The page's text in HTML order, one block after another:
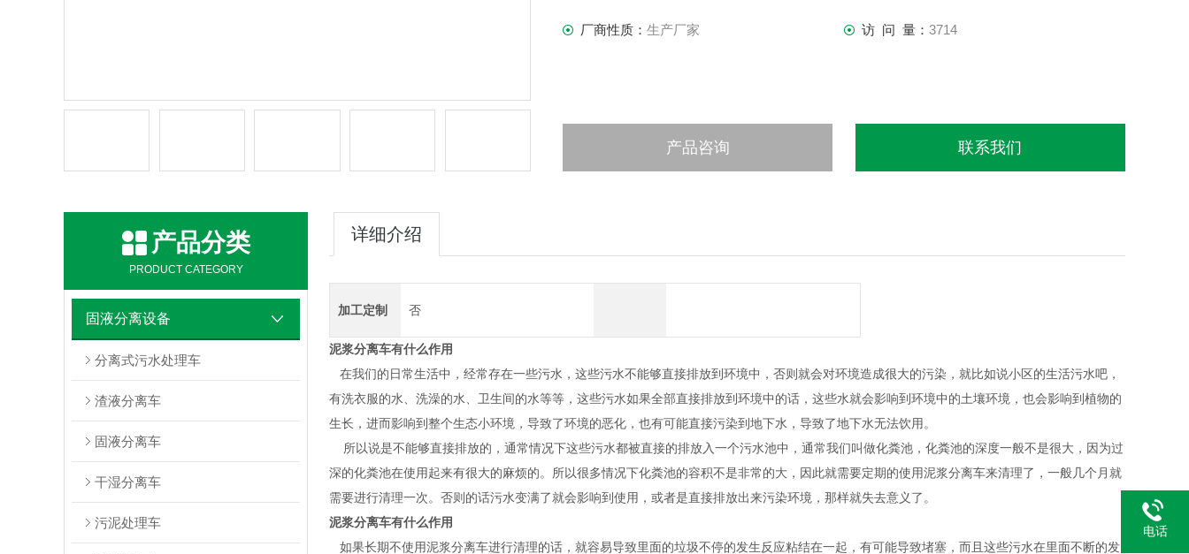
厂商性质： 生产厂家 访 问 量： 3714
产品咨询 联系我们
产品分类
PRODUCT CATEGORY
固液分离设备
分离式污水处理车
渣液分离车
固液分离车
干湿分离车
污泥处理车
详细介绍
加工定制 否
泥浆分离车有什么作用
在我们的日常生活中，经常存在一些污水，这些污水不能够直接排放到环境中，否则就会对环境造成很大的污染，就比如说小区的生活污水吧，
有洗衣服的水、洗澡的水、卫生间的水等等，这些污水如果全部直接排放到环境中的话，这些水就会影响到环境中的土壤环境，也会影响到植物的
生长，进而影响到整个生态小环境，导致了环境的恶化，也有可能直接污染到地下水，导致了地下水无法饮用。
所以说是不能够直接排放的，通常情况下这些污水都被直接的排放入一个污水池中，通常我们叫做化粪池，化粪池的深度一般不是很大，因为过
深的化粪池在使用起来有很大的麻烦的。所以很多情况下化粪池的容积不是非常的大，因此就需要定期的使用泥浆分离车来清理了，一般几个月就
需要进行清理一次。否则的话污水变满了就会影响到使用，或者是直接排放出来污染环境，那样就失去意义了。
泥浆分离车有什么作用
如果长期不使用泥浆分离车进行清理的话，就容易导致里面的垃圾不停的发生反应粘结在一起，有可能导致堵塞，而且这些污水在里面不断的发
电话